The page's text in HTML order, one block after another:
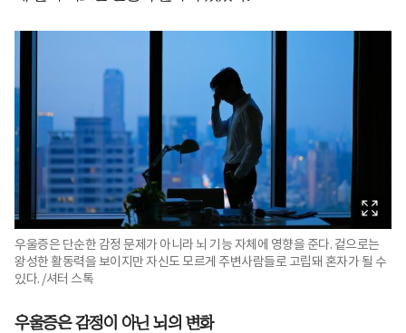
우울증은 단순한 감정 문제가 아니라 뇌 기능 자체에 영향을 준다. 겉으로는
왕성한 활동력을 보이지만 자신도 모르게 주변사람들로 고립돼 혼자가 될 수
있다. /셔터 스톡
우울증은 감정이 아닌 뇌의 변화